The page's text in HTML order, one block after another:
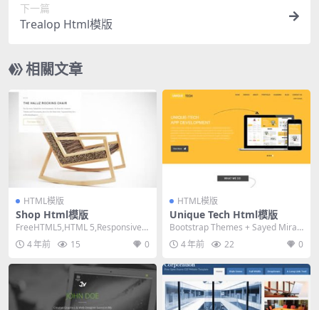
下一篇
Trealop Html模版
相關文章
HTML模版
Shop Html模版
FreeHTML5,HTML 5,Responsive,
4 Columns,D...
4 年前 15 0
HTML模版
Unique Tech Html模版
Bootstrap Themes + Sayed Miraj,
HTML 5,Re...
4 年前 22 0